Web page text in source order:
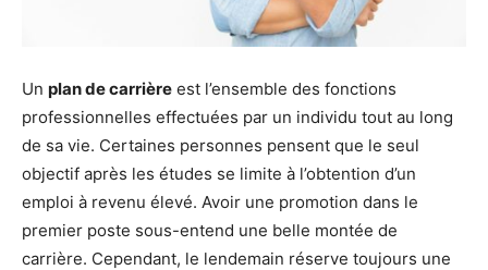
Un plan de carrière est l’ensemble des fonctions
professionnelles effectuées par un individu tout au long
de sa vie. Certaines personnes pensent que le seul
objectif après les études se limite à l’obtention d’un
emploi à revenu élevé. Avoir une promotion dans le
premier poste sous-entend une belle montée de
carrière. Cependant, le lendemain réserve toujours une